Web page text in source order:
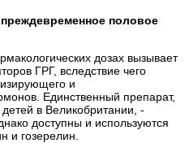
половое
дозах вызывает
ГРГ, вследствие чего
и
Единственный препарат,
в Великобритании, -
доступны и используются
и гозерелин.